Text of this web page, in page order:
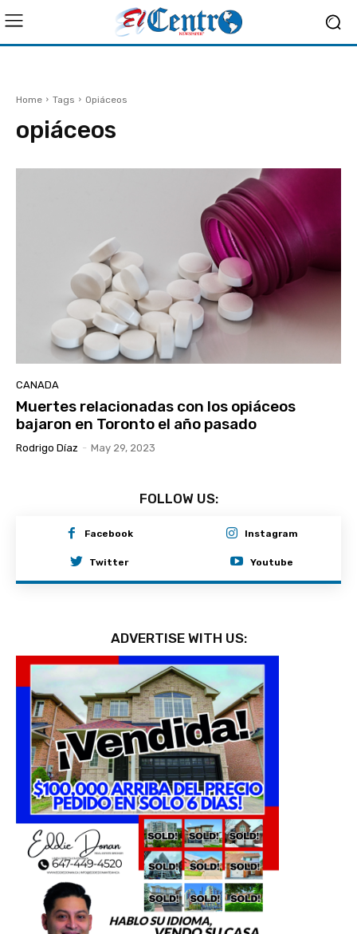
Home Tags Opiáceos
opiáceos
CANADA
Muertes relacionadas con los opiáceos
bajaron en Toronto el año pasado
Rodrigo Díaz - May 29, 2023
FOLLOW US:
Facebook Instagram
Twitter Youtube
ADVERTISE WITH US: